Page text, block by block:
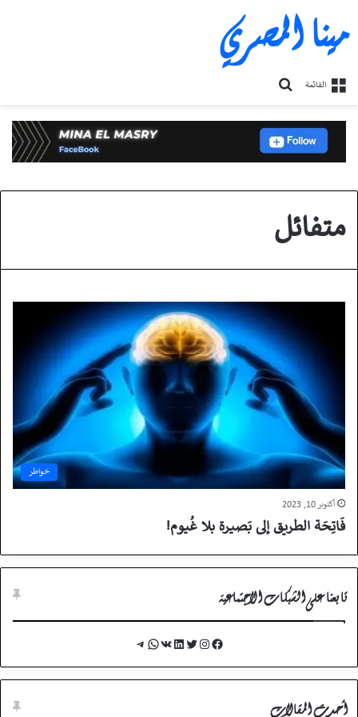
مينا المصري
القائمة
متفائل
خواطر
أكتوبر 10, 2023
فَاتِحَة الطريق إلى بَصيـرة بلا غُيـوم!
تابعنا على الشبكات الاجتماعية
Facebook
Instagram
Twitter
LinkedIn
VK
WhatsApp
Telegram
أحدث المقالات